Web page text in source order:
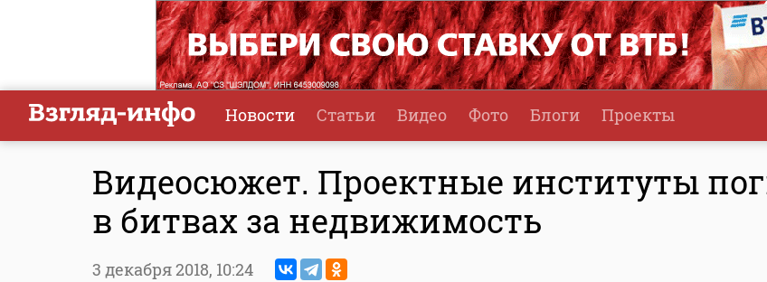
Новости Статьи Видео Фото Блоги Проекты
Видеосюжет. Проектные институты
в битвах за недвижимость
3 декабря 2018, 10:24